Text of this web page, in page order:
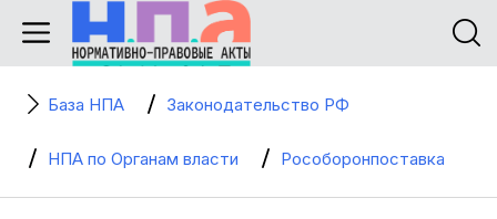
База НПА Законодательство РФ
НПА по Органам власти Рособоронпоставка